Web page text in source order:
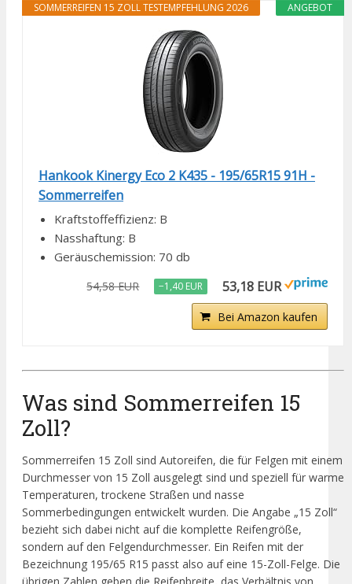
ANGEBOT
SOMMERREIFEN 15 ZOLL TESTEMPFEHLUNG 2026
Hankook Kinergy Eco 2 K435 - 195/65R15 91H -
Sommerreifen
Kraftstoffeffizienz: B
Nasshaftung: B
Geräuschemission: 70 db
54,58 EUR −1,40 EUR 53,18 EUR
Bei Amazon kaufen
Was sind Sommerreifen 15
Zoll?
Sommerreifen 15 Zoll sind Autoreifen, die für Felgen mit einem
Durchmesser von 15 Zoll ausgelegt sind und speziell für warme
Temperaturen, trockene Straßen und nasse
Sommerbedingungen entwickelt wurden. Die Angabe „15 Zoll“
bezieht sich dabei nicht auf die komplette Reifengröße,
sondern auf den Felgendurchmesser. Ein Reifen mit der
Bezeichnung 195/65 R15 passt also auf eine 15-Zoll-Felge. Die
übrigen Zahlen geben die Reifenbreite, das Verhältnis von